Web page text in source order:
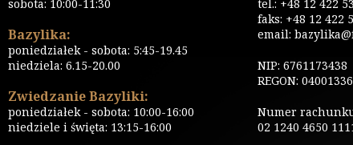
sobota: 10:00-11:30
Bazylika:
poniedziałek - sobota: 5:45-19.45
niedziela: 6.15-20.00
Zwiedzanie Bazyliki:
poniedziałek - sobota: 10:00-16:00
niedziele i święta: 13:15-16:00
tel.: +48 12 422
faks: +48 12 422
email:
NIP: 6761173438
REGON:
Numer
02 1240 4650